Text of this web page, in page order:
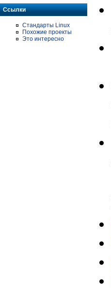
Ссылки
Стандарты Linux
Похожие проекты
Это интересно